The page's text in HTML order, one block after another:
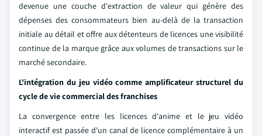
devenue une couche d'extraction de valeur qui génère des
dépenses des consommateurs bien au-delà de la transaction
initiale au détail et offre aux détenteurs de licences une visibilité
continue de la marque grâce aux volumes de transactions sur le
marché secondaire.
L'intégration du jeu vidéo comme amplificateur structurel du
cycle de vie commercial des franchises
La convergence entre les licences d'anime et le jeu vidéo
interactif est passée d'un canal de licence complémentaire à un